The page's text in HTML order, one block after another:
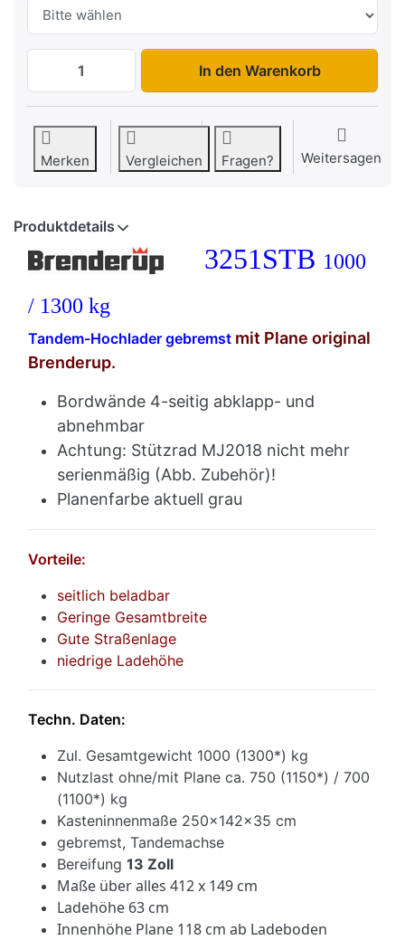
3251STB Hochplane zu 2.755,00 €,
In den Warenkorb
Merken Vergleichen Fragen? Weitersagen
Produktdetails
3251STB 1000
/ 1300 kg
Tandem-Hochlader gebremst mit Plane original
Brenderup.
Bordwände 4-seitig abklapp- und
abnehmbar
Achtung: Stützrad MJ2018 nicht mehr
serienmäßig (Abb. Zubehör)!
Planenfarbe aktuell grau
Vorteile:
seitlich beladbar
Geringe Gesamtbreite
Gute Straßenlage
niedrige Ladehöhe
Techn. Daten:
Zul. Gesamtgewicht 1000 (1300*) kg
Nutzlast ohne/mit Plane ca. 750 (1150*) / 700
(1100*) kg
Kasteninnenmaße 250x142x35 cm
gebremst, Tandemachse
Bereifung 13 Zoll
Maße über alles 412 x 149 cm
Ladehöhe 63 cm
Innenhöhe Plane 118 cm ab Ladeboden